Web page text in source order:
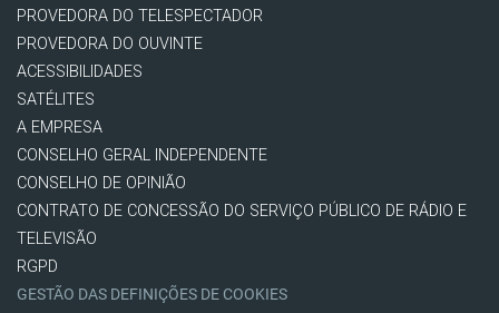
PROVEDORA DO TELESPECTADOR
PROVEDORA DO OUVINTE
ACESSIBILIDADES
SATÉLITES
A EMPRESA
CONSELHO GERAL INDEPENDENTE
CONSELHO DE OPINIÃO
CONTRATO DE CONCESSÃO DO SERVIÇO PÚBLICO DE RÁDIO E
TELEVISÃO
RGPD
GESTÃO DAS DEFINIÇÕES DE COOKIES